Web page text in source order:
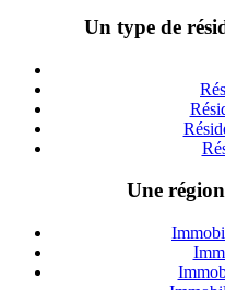
Un type de
Une